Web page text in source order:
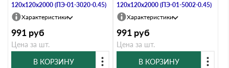
120х120х2000 (ПЭ-01-3020-0.45)
Характеристики
991 руб
Цена за шт.
В КОРЗИНУ
120х120х2000 (ПЭ-01-5002-0.45)
Характеристики
991 руб
Цена за шт.
В КОРЗИНУ